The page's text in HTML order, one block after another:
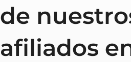
de
afiliados